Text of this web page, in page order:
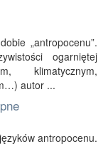
„antropocenu”.
ogarniętej
klimatycznym,
autor ...
antropocenu.